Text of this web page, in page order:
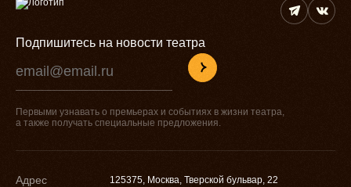
Подпишитесь на новости театра
Первыми узнавать о премьерах и событиях в жизни театра,
а также получать специальные предложения.
Адрес 125375, Москва, Тверской бульвар, 22